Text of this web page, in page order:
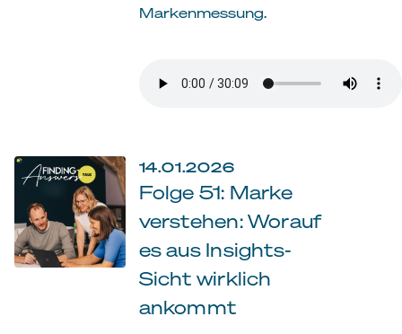
Markenmessung.
14.01.2026
Folge 51: Marke
verstehen: Worauf
es aus Insights-
Sicht wirklich
ankommt